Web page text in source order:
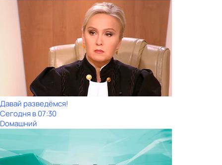
Давай рaзвeдёмся!
Сегодня в 07:30
Dомашний